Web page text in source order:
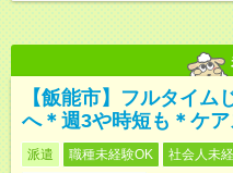
【飯能市】フルタイム
へ＊週3や時短も＊ケ
派遣 職種未経験OK 社会人未